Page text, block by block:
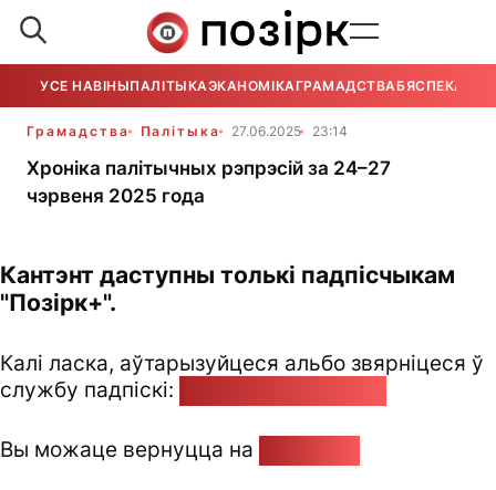
УСЕ НАВІНЫПАЛІТЫКАЭКАНОМІКАГРАМАДСТВАБЯСПЕКА
Грамадства Палітыка 27.06.2025 23:14
Хроніка палітычных рэпрэсій за 24–27
чэрвеня 2025 года
Кантэнт даступны толькі падпісчыкам
"Позірк+".
Калі ласка, аўтарызуйцеся альбо звярніцеся ў
службу падпіскі:
Вы можаце вернуцца на